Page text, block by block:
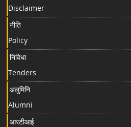
Disclaimer
नीति
Policy
निविधा
Tenders
अलुमिनि
Alumni
आरटीआई